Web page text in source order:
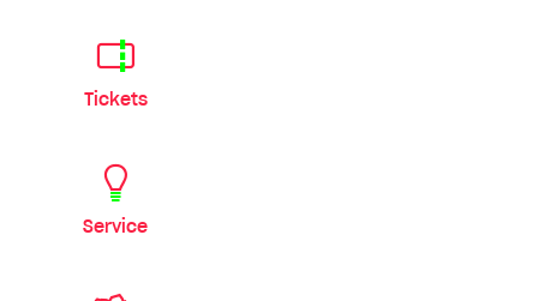
Tickets
Service